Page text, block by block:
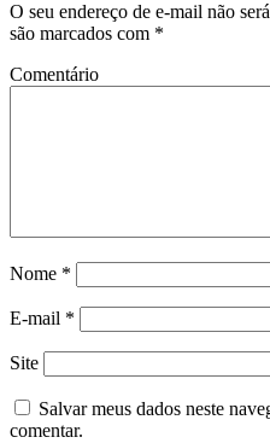
O seu endereço de e-mail não
são marcados com *
Comentário
Nome *
E-mail *
Site
Salvar meus dados neste
comentar.